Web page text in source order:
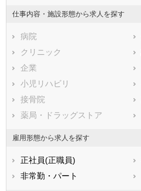
石川県
福井県
静岡県
滋賀県
兵庫県
鳥取県
広島県
香川県
愛媛県
鹿児島県
仕事内容・施設形態から求人を探す
病院
クリニック
企業
小児リハビリ
接骨院
薬局・ドラッグストア
雇用形態から求人を探す
正社員(正職員)
非常勤・パート